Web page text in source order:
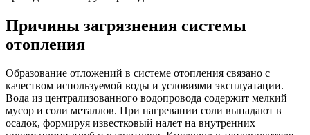
Причины загрязнения системы
отопления
Образование отложений в системе отопления связано с
качеством используемой воды и условиями эксплуатации.
Вода из централизованного водопровода содержит мелкий
мусор и соли металлов. При нагревании соли выпадают в
осадок, формируя известковый налет на внутренних